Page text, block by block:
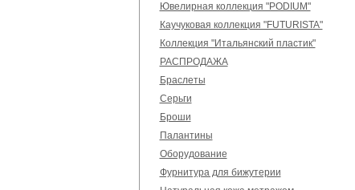
Ювелирная коллекция "PODIUM"
Каучуковая коллекция "FUTURISTA"
Коллекция "Итальянский пластик"
РАСПРОДАЖА
Браслеты
Серьги
Броши
Палантины
Оборудование
Фурнитура для бижутерии